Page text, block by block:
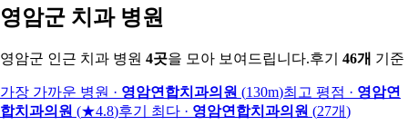
영암군 치과 병원
영암군 인근 치과 병원 4곳을 모아 보여드립니다.후기 46개 기준
가장 가까운 병원 · 영암연합치과의원 (130m)최고 평점 · 영암연
합치과의원 (★4.8)후기 최다 · 영암연합치과의원 (27개)